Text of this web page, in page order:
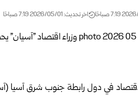
اخر تحديث: 2026/05/01 7:19 صباحًا
في دول رابطة جنوب شرق آسيا